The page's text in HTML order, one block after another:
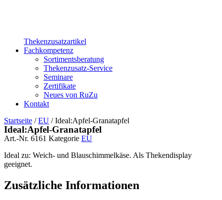
Thekenzusatzartikel
Fachkompetenz
Sortimentsberatung
Thekenzusatz-Service
Seminare
Zertifikate
Neues von RuZu
Kontakt
Startseite /EU / Ideal:Apfel-Granatapfel
Ideal:Apfel-Granatapfel
Art.-Nr. 6161 Kategorie EU
Ideal zu: Weich- und Blauschimmelkäse. Als Thekendisplay
geeignet.
Zusätzliche Informationen